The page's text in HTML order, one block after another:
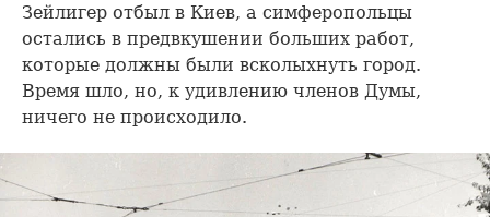
Зейлигер отбыл в Киев, а симферопольцы
остались в предвкушении больших работ,
которые должны были всколыхнуть город.
Время шло, но, к удивлению членов Думы,
ничего не происходило.